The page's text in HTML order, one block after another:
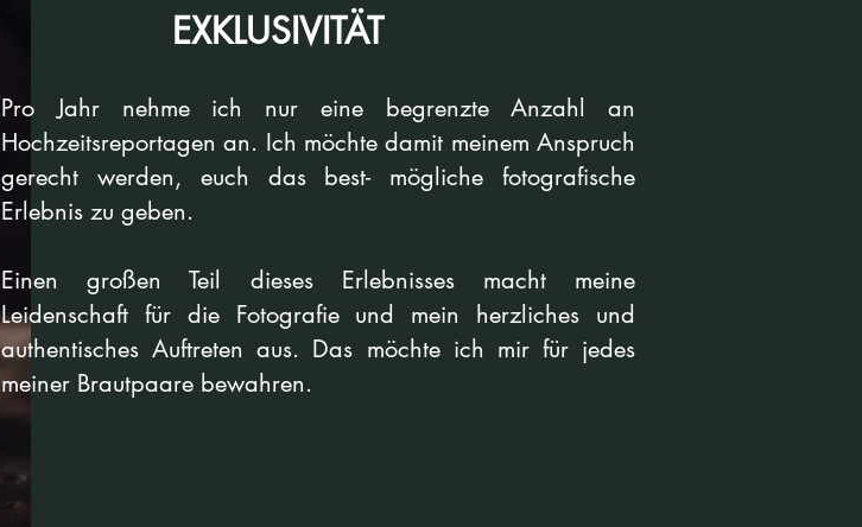
EXKLUSIVITÄT
Pro Jahr nehme ich nur eine begrenzte Anzahl an
Hochzeitsreportagen an. Ich möchte damit meinem Anspruch
gerecht werden, euch das best- mögliche fotografische
Erlebnis zu geben.
Einen großen Teil dieses Erlebnisses macht meine
Leidenschaft für die Fotografie und mein herzliches und
authentisches Auftreten aus. Das möchte ich mir für jedes
meiner Brautpaare bewahren.